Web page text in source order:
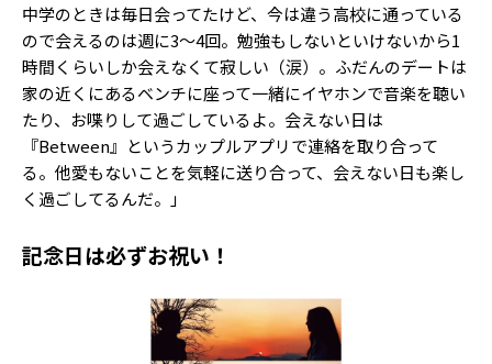
中学のときは毎日会ってたけど、今は違う高校に通っている
ので会えるのは週に3〜4回。勉強もしないといけないから1
時間くらいしか会えなくて寂しい（涙）。ふだんのデートは
家の近くにあるベンチに座って一緒にイヤホンで音楽を聴い
たり、お喋りして過ごしているよ。会えない日は
『Between』というカップルアプリで連絡を取り合って
る。他愛もないことを気軽に送り合って、会えない日も楽し
く過ごしてるんだ。」
記念日は必ずお祝い！